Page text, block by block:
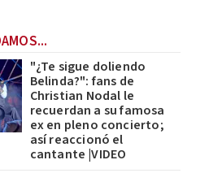
"¿Te sigue doliendo
Belinda?": fans de
Christian Nodal le
recuerdan a su famosa
ex en pleno concierto;
así reaccionó el
cantante |VIDEO